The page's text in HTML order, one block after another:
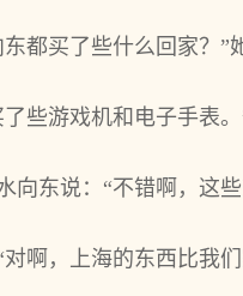
东都买了些什么回家？”
些游戏机和电子手表。
向东说：“不错啊，这
啊，上海的东西比我